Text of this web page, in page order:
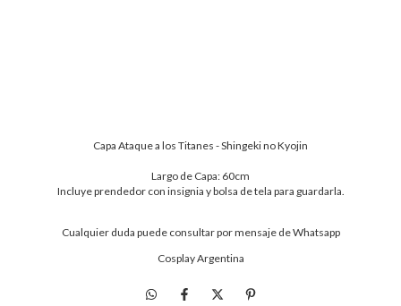
Capa Ataque a los Titanes - Shingeki no Kyojin
Largo de Capa: 60cm
Incluye prendedor con insignia y bolsa de tela para guardarla.
Cualquier duda puede consultar por mensaje de Whatsapp
Cosplay Argentina